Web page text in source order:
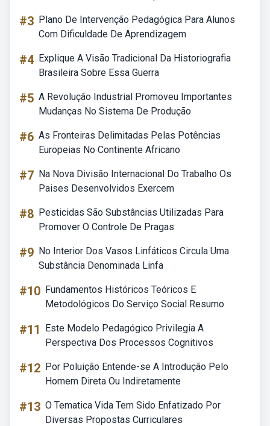
#3 Plano De Intervenção Pedagógica Para Alunos
Com Dificuldade De Aprendizagem
#4 Explique A Visão Tradicional Da Historiografia
Brasileira Sobre Essa Guerra
#5 A Revolução Industrial Promoveu Importantes
Mudanças No Sistema De Produção
#6 As Fronteiras Delimitadas Pelas Potências
Europeias No Continente Africano
#7 Na Nova Divisão Internacional Do Trabalho Os
Paises Desenvolvidos Exercem
#8 Pesticidas São Substâncias Utilizadas Para
Promover O Controle De Pragas
#9 No Interior Dos Vasos Linfáticos Circula Uma
Substância Denominada Linfa
#10 Fundamentos Históricos Teóricos E
Metodológicos Do Serviço Social Resumo
#11
Este Modelo Pedagógico Privilegia A
Perspectiva Dos Processos Cognitivos
#12 Por Poluição Entende-se A Introdução Pelo
Homem Direta Ou Indiretamente
#13 O Tematica Vida Tem Sido Enfatizado Por
Diversas Propostas Curriculares